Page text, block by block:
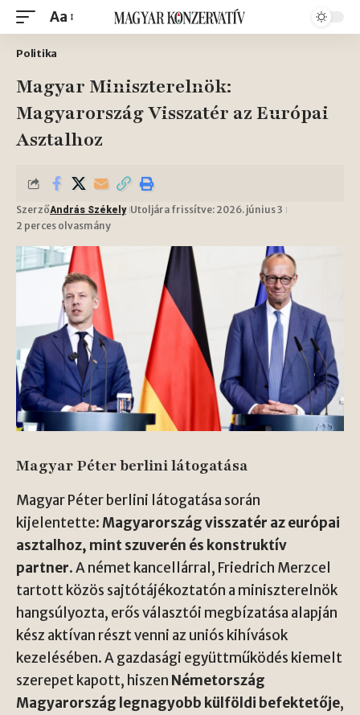
Aa
Politika
Magyar Miniszterelnök:
Magyarország Visszatér az Európai
Asztalhoz
SzerzőAndrás Székely Utoljára frissítve: 2026. június 3
2 perces olvasmány
Magyar Péter berlini látogatása
Magyar Péter berlini látogatása során
kijelentette:Magyarország visszatér az európai
asztalhoz, mint szuverén és konstruktív
partner. A német kancellárral, Friedrich Merzcel
tartott közös sajtótájékoztatón a miniszterelnök
hangsúlyozta, erős választói megbízatása alapján
kész aktívan részt venni az uniós kihívások
kezelésében. A gazdasági együttműködés kiemelt
szerepet kapott, hiszen Németország
Magyarország legnagyobb külföldi befektetője,